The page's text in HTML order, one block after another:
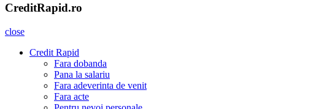
CreditRapid.ro
close
Credit Rapid
Fara dobanda
Pana la salariu
Fara adeverinta de venit
Fara acte